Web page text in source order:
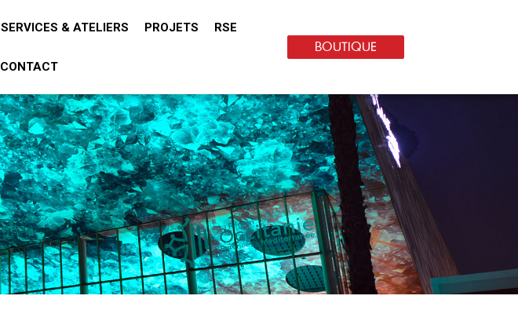
SERVICES & ATELIERS PROJETS RSE
CONTACT
BOUTIQUE